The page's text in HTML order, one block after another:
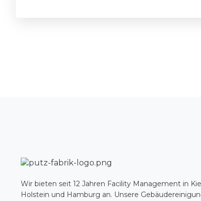
Wir bieten seit 12 Jahren Facility Management in
Holstein und Hamburg an. Unsere